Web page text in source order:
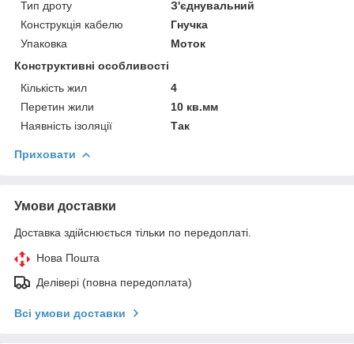
Тип дроту
З'єднувальний
Конструкція кабелю
Гнучка
Упаковка
Моток
Конструктивні особливості
Кількість жил
4
Перетин жили
10 кв.мм
Наявність ізоляції
Так
Приховати
Умови доставки
Доставка здійснюється тільки по передоплаті.
Нова Пошта
Делівері (повна передоплата)
Всі умови доставки